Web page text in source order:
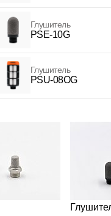
Глушитель
PSE-10G
Глушитель
PSU-08OG